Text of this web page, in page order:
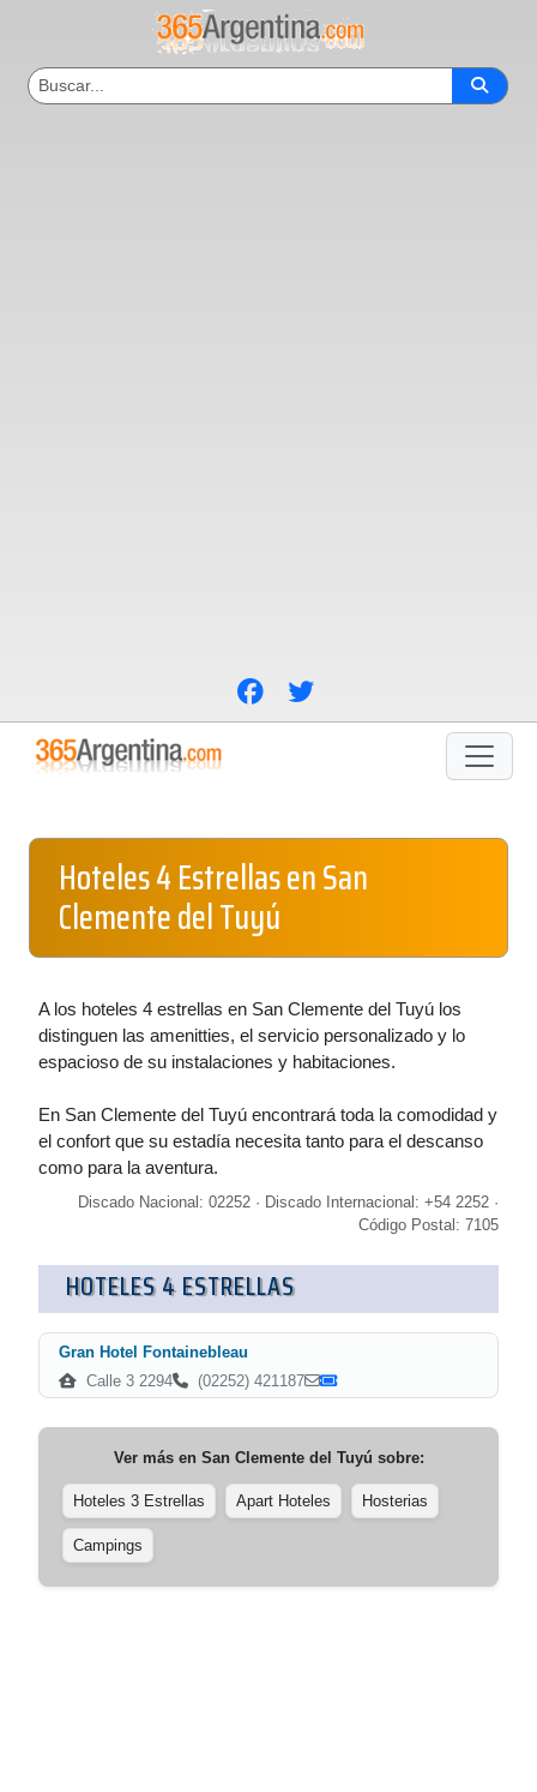
Hoteles 4 Estrellas en San
Clemente del Tuyú
A los hoteles 4 estrellas en San Clemente del Tuyú los
distinguen las amenitties, el servicio personalizado y lo
espacioso de su instalaciones y habitaciones.
En San Clemente del Tuyú encontrará toda la comodidad y
el confort que su estadía necesita tanto para el descanso
como para la aventura.
Discado Nacional: 02252 · Discado Internacional: +54 2252 ·
Código Postal: 7105
HOTELES 4 ESTRELLAS
Gran Hotel Fontainebleau
Calle 3 2294
(02252) 421187
Ver más en San Clemente del Tuyú sobre:
Hoteles 3 Estrellas Apart Hoteles Hosterias
Campings